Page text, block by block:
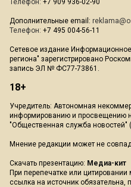
Телефон: +7 909 936-02-90
Дополнительные email:
Телефон: +7 495 004-56-11
Сетевое издание
региона" зарегистрировано
запись ЭЛ № ФС77-73861.
18+
Учредитель: Автономная
информированию и просвещению
"Общественная служба новостей"
Мнение редакции может не
Скачать презентацию: Медиа-кит
При перепечатке или
ссылка на источник обязательна,